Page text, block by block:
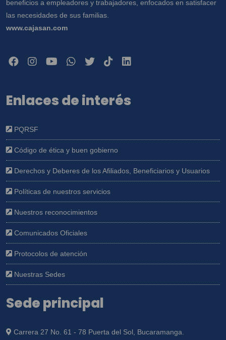
beneficios a empleadores y trabajadores, enfocados en satisfacer
las necesidades de sus familias.
www.cajasan.com
Enlaces de interés
PQRSF
Código de ética y buen gobierno
Derechos y Deberes de los Afiliados, Beneficiarios y Usuarios
Políticas de nuestros servicios
Nuestros reconocimientos
Comunicados Oficiales
Protocolos de atención
Nuestras Sedes
Sede principal
Carrera 27 No. 61 - 78 Puerta del Sol, Bucaramanga.